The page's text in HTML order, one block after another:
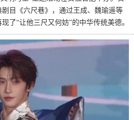
目《六尺巷》，通过王成、魏瑜遥等
了“让他三尺又何妨”的中华传统美德。